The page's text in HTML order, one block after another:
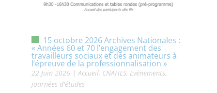
15 octobre 2026 Archives Nationales :
« Années 60 et 70 l’engagement des
travailleurs sociaux et des animateurs à
l’épreuve de la professionnalisation »
22 Juin 2026|Accueil, CNAHES, Evénements,
journées d'études